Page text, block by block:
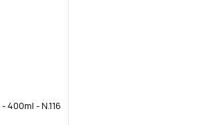
- N.116